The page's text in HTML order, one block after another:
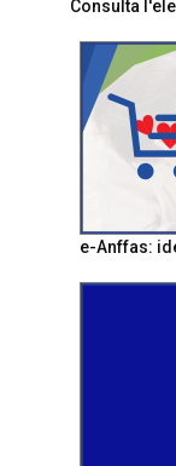
Consulta
e-Anffas: